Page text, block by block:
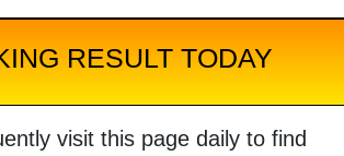
RESULT TODAY
visit this page daily to find